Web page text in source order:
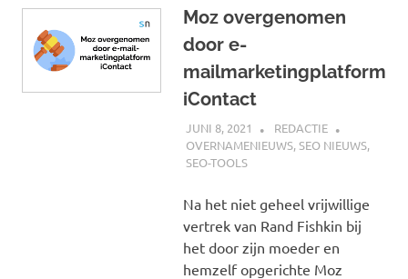
Moz overgenomen
door e-
mailmarketingplatform
iContact
JUNI 8, 2021
REDACTIE
OVERNAMENIEUWS,SEO NIEUWS,
SEO-TOOLS
Na het niet geheel vrijwillige
vertrek van Rand Fishkin bij
het door zijn moeder en
hemzelf opgerichte Moz